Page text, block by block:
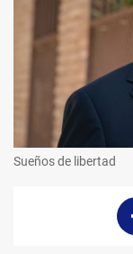
Sueños de libertad